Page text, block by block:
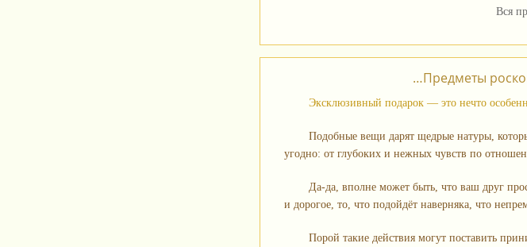
Вся
…Предметы
Эксклюзивный подарок — это нечто
Подобные вещи дарят щедрые натуры,
угодно: от глубоких и нежных чувств по
Да‑да, вполне может быть, что ваш друг
и дорогое, то, что подойдёт наверняка, что
Порой такие действия могут поставить